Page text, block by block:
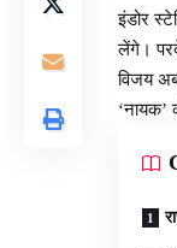
इंडोर
लेंगे।
विजय
‘नायक’